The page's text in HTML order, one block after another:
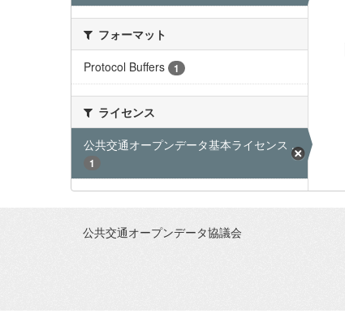
フォーマット
Protocol Buffers
1
ライセンス
公共交通オープンデータ基本ライセンス ...
1
公共交通オープンデータ協議会